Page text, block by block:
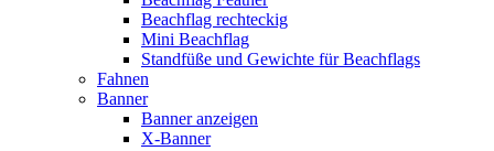
Beachflag rechteckig
Mini Beachflag
Standfüße und Gewichte für Beachflags
Fahnen
Banner
Banner anzeigen
X-Banner